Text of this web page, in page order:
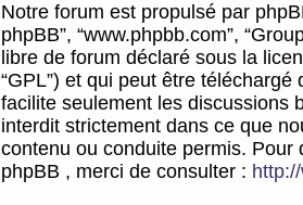
Notre forum est propulsé par
phpBB”, “www.phpbb.com”,
libre de forum déclaré sous la
“GPL”) et qui peut être téléchargé
facilite seulement les discussions
interdit strictement dans ce que
contenu ou conduite permis.
phpBB , merci de consulter :